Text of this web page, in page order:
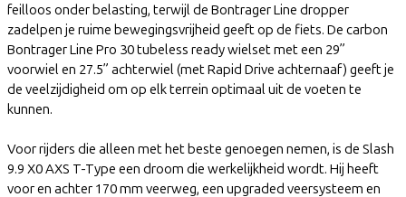
feilloos onder belasting, terwijl de Bontrager Line dropper
zadelpen je ruime bewegingsvrijheid geeft op de fiets. De carbon
Bontrager Line Pro 30 tubeless ready wielset met een 29”
voorwiel en 27.5” achterwiel (met Rapid Drive achternaaf) geeft je
de veelzijdigheid om op elk terrein optimaal uit de voeten te
kunnen.
Voor rijders die alleen met het beste genoegen nemen, is de Slash
9.9 X0 AXS T-Type een droom die werkelijkheid wordt. Hij heeft
voor en achter 170 mm veerweg, een upgraded veersysteem en